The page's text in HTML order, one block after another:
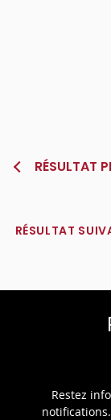
RÉSULTAT
RÉSULTAT
Restez